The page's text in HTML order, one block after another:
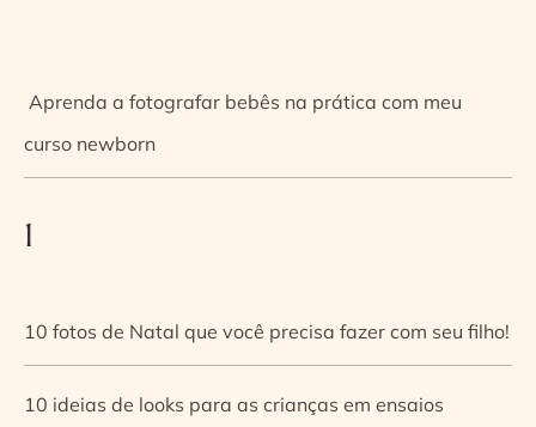
Aprenda a fotografar bebês na prática com meu
curso newborn
1
10 fotos de Natal que você precisa fazer com seu filho!
10 ideias de looks para as crianças em ensaios